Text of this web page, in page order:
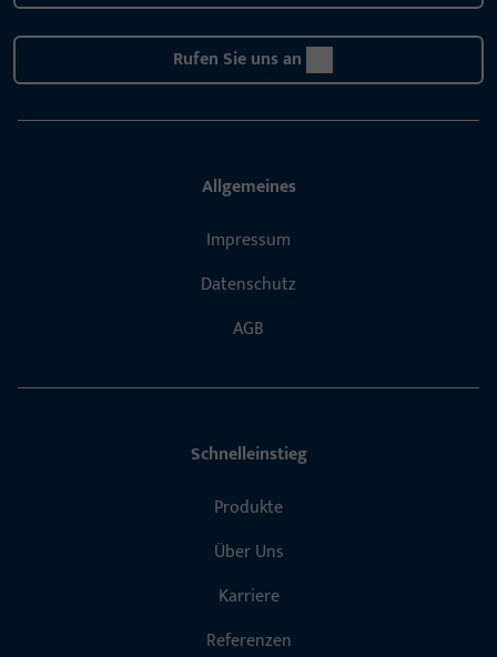
Rufen Sie uns an
Allgemeines
Impressum
Datenschutz
AGB
Schnelleinstieg
Produkte
Über Uns
Karriere
Referenzen